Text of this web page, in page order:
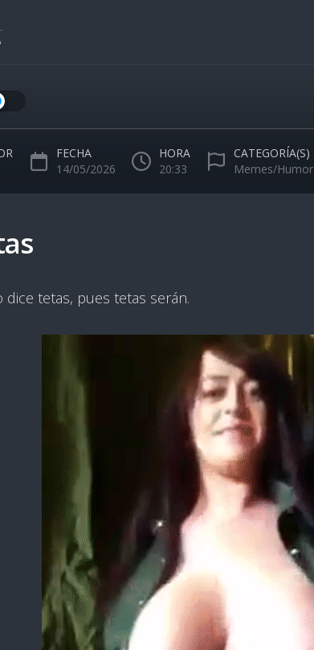
FECHA
14/05/2026
HORA
20:33
CATEGORÍA(S)
Memes/Humor
dice tetas, pues tetas serán.